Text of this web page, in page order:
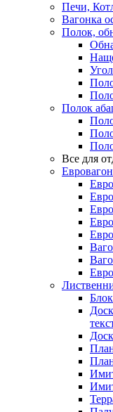
Печи,
Вагонка
Полок,
Полок
Все для